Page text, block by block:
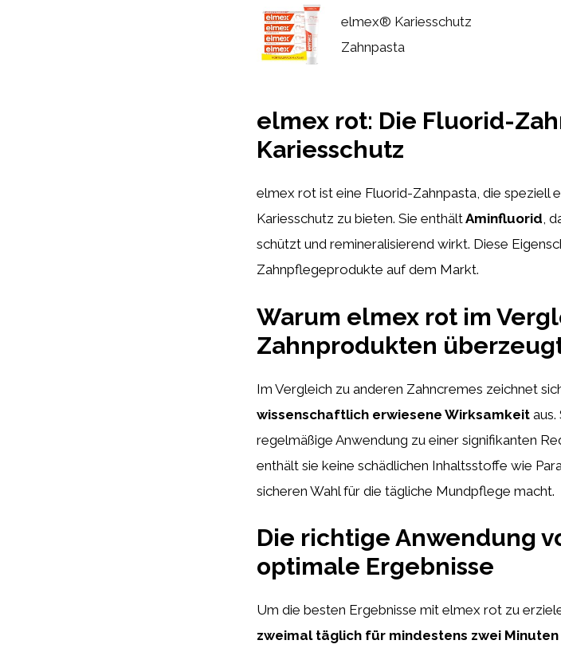
elmex® Kariesschutz
Zahnpasta
elmex rot: Die Fluorid-
Kariesschutz
elmex rot ist eine Fluorid-Zahnpasta, die speziell
Kariesschutz zu bieten. Sie enthältAminfluorid,
schützt und remineralisierend wirkt. Diese
Zahnpflegeprodukte auf dem Markt.
Warum elmex rot im
Zahnprodukten
Im Vergleich zu anderen Zahncremes zeichnet
wissenschaftlich erwiesene Wirksamkeit
regelmäßige Anwendung zu einer signifikanten
enthält sie keine schädlichen Inhaltsstoffe wie
sicheren Wahl für die tägliche Mundpflege macht.
Die richtige Anwendung
optimale Ergebnisse
Um die besten Ergebnisse mit elmex rot zu
zweimal täglich für mindestens zwei